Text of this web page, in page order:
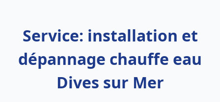
Service: installation et
dépannage chauffe eau
Dives sur Mer